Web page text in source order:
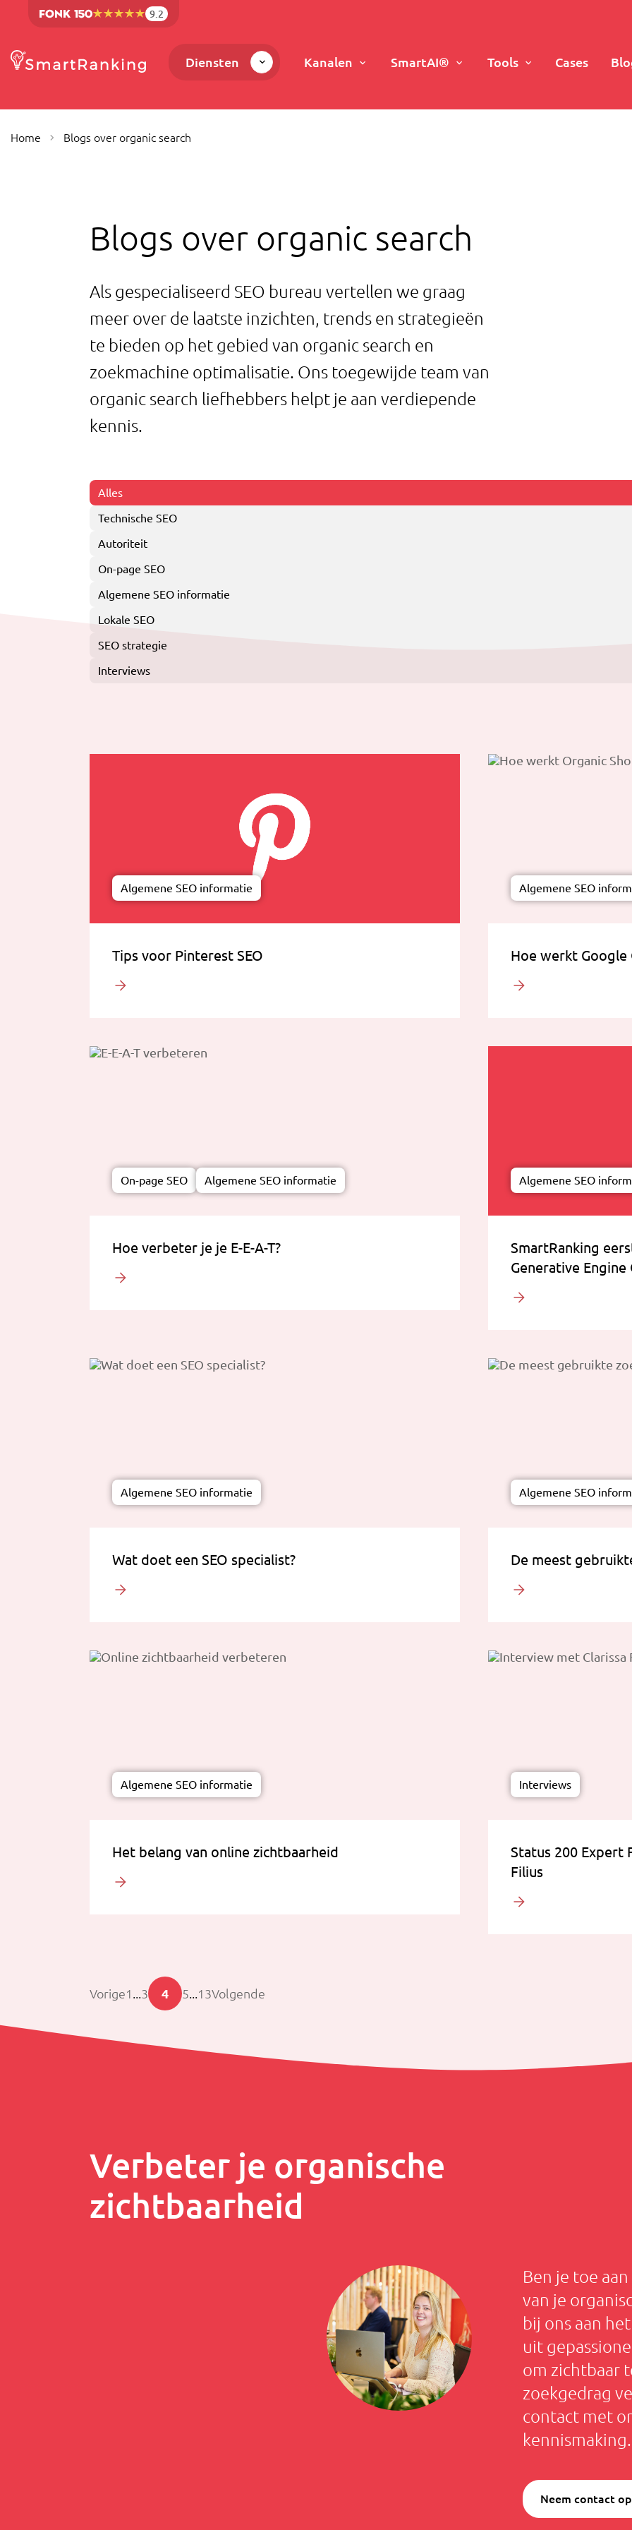
9.2
Diensten Kanalen SmartAI® Tools Cases
Home Blogs over organic search
Blogs over organic search
Als gespecialiseerd SEO bureau vertellen we graag
meer over de laatste inzichten, trends en strategieën
te bieden op het gebied van organic search en
zoekmachine optimalisatie. Ons toegewijde team van
organic search liefhebbers helpt je aan verdiepende
kennis.
Alles
Technische SEO
Autoriteit
On-page SEO
Algemene SEO informatie
Lokale SEO
SEO strategie
Interviews
Algemene SEO informatie
Tips voor Pinterest SEO
Algemene SEO
Hoe werkt Google
On-page SEO Algemene SEO informatie
Hoe verbeter je je E-E-A-T?
Algemene SEO
SmartRanking
Generative Engine
Algemene SEO informatie
Wat doet een SEO specialist?
Algemene SEO
De meest
Algemene SEO informatie
Het belang van online zichtbaarheid
Interviews
Status 200 Expert
Filius
Vorige1 3 4 5 13Volgende
Verbeter je organische
zichtbaarheid
Ben je toe
van je
bij ons aan
uit
om zichtbaar
zoekgedrag
contact met
kennismaking.
Neem contact op